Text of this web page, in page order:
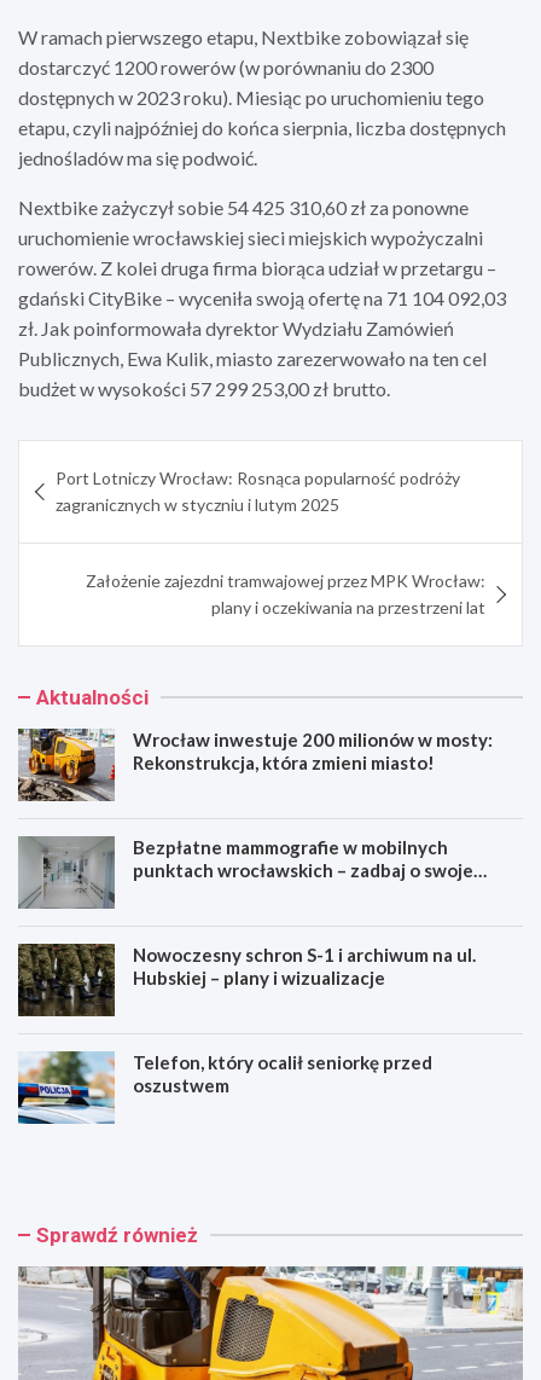
W ramach pierwszego etapu, Nextbike zobowiązał się
dostarczyć 1200 rowerów (w porównaniu do 2300
dostępnych w 2023 roku). Miesiąc po uruchomieniu tego
etapu, czyli najpóźniej do końca sierpnia, liczba dostępnych
jednośladów ma się podwoić.
Nextbike zażyczył sobie 54 425 310,60 zł za ponowne
uruchomienie wrocławskiej sieci miejskich wypożyczalni
rowerów. Z kolei druga firma biorąca udział w przetargu –
gdański CityBike – wyceniła swoją ofertę na 71 104 092,03
zł. Jak poinformowała dyrektor Wydziału Zamówień
Publicznych, Ewa Kulik, miasto zarezerwowało na ten cel
budżet w wysokości 57 299 253,00 zł brutto.
wpisu
Port Lotniczy Wrocław: Rosnąca popularność podróży
zagranicznych w styczniu i lutym 2025
Założenie zajezdni tramwajowej przez MPK Wrocław:
plany i oczekiwania na przestrzeni lat
Aktualności
Wrocław inwestuje 200 milionów w mosty:
Rekonstrukcja, która zmieni miasto!
Bezpłatne mammografie w mobilnych
punktach wrocławskich – zadbaj o swoje
Nowoczesny schron S-1 i archiwum na ul.
Hubskiej – plany i wizualizacje
Telefon, który ocalił seniorkę przed
oszustwem
W
a
i
w
e
s
B
a
n
m
a
m
Sprawdź również